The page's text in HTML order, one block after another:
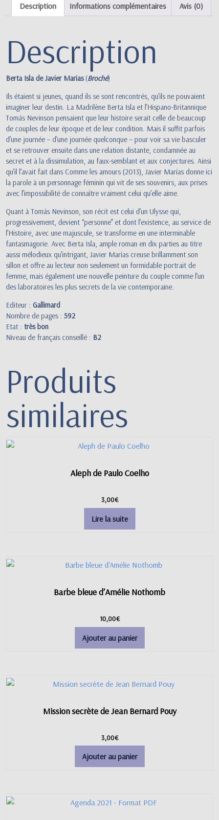
Description Informations complémentaires Avis (0)
Description
Berta Isla de Javier Marias(Broché)
Ils étaient si jeunes, quand ils se sont rencontrés, qu’ils ne pouvaient
imaginer leur destin. La Madrilène Berta Isla et l’Hispano-Britannique
Tomás Nevinson pensaient que leur histoire serait celle de beaucoup
de couples de leur époque et de leur condition. Mais il suffit parfois
d’une journée – d’une journée quelconque – pour voir sa vie basculer
et se retrouver ensuite dans une relation distante, condamnée au
secret et à la dissimulation, au faux-semblant et aux conjectures. Ainsi
qu’il l’avait fait dans Comme les amours (2013), Javier Marías donne ici
la parole à un personnage féminin qui vit de ses souvenirs, aux prises
avec l’impossibilité de connaître vraiment celui qu’elle aime.
Quant à Tomás Nevinson, son récit est celui d’un Ulysse qui,
progressivement, devient “personne” et dont l’existence, au service de
l’Histoire, avec une majuscule, se transforme en une interminable
fantasmagorie. Avec Berta Isla, ample roman en dix parties au titre
aussi mélodieux qu’intrigant, Javier Marías creuse brillamment son
sillon et offre au lecteur non seulement un formidable portrait de
femme, mais également une nouvelle peinture du couple comme l’un
des laboratoires les plus secrets de la vie contemporaine.
Editeur : Gallimard
Nombre de pages : 592
Etat : très bon
Niveau de français conseillé : B2
Produits
similaires
Aleph de Paulo Coelho
3,00€
Lire la suite
Barbe bleue d’Amélie Nothomb
10,00€
Ajouter au panier
Mission secrète de Jean Bernard Pouy
3,00€
Ajouter au panier